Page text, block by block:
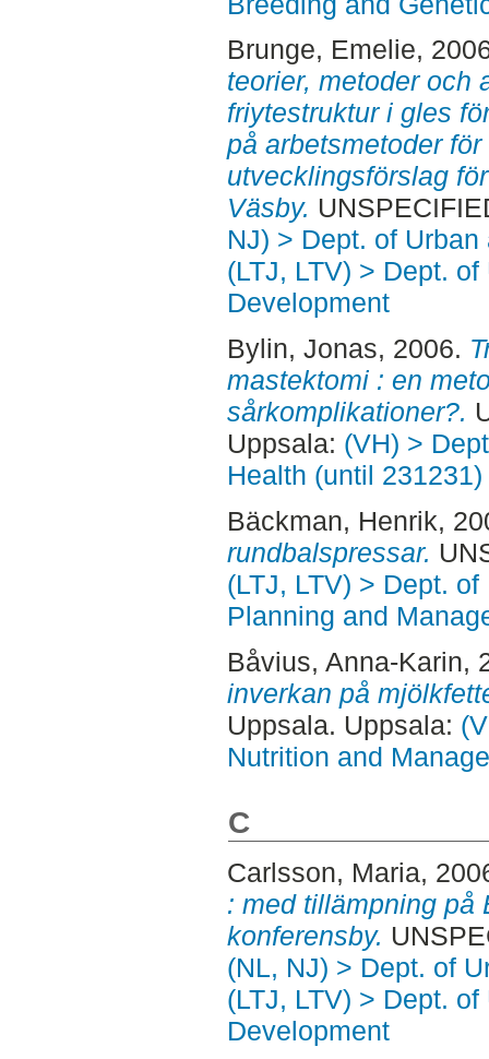
Brunge, Emelie,
teorier, metoder och
friytestruktur i gles
på arbetsmetoder
utvecklingsförslag
Väsby.
NJ) > Dept. of
(LTJ, LTV) > Dept.
Development
Bylin, Jonas, 2006.
mastektomi : en
sårkomplikationer?.
Uppsala: (VH) >
Health (until 231231)
Bäckman, Henrik,
rundbalspressar.
(LTJ, LTV) > Dept.
Planning and
Båvius, Anna-Karin,
inverkan på
Uppsala. Uppsala:
Nutrition and
C
Carlsson, Maria,
: med tillämpning på
konferensby.
(NL, NJ) > Dept. of
(LTJ, LTV) > Dept.
Development